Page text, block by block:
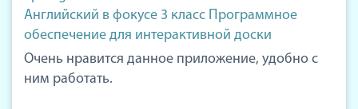
Английский в фокусе 3 класс Программное
обеспечение для интерактивной доски
Очень нравится данное приложение, удобно с
ним работать.